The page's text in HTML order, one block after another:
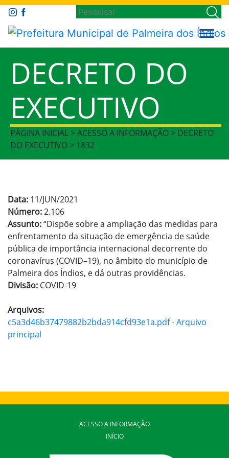
DECRETO DO
EXECUTIVO
PÁGINA INICIAL > ACESSO A INFORMAÇÃO > DECRETO
DO EXECUTIVO > 1832
Data: 11/JUN/2021
Número:2.106
Assunto:“Dispõe sobre a ampliação das medidas para
enfrentamento da situação de emergência de saúde
pública de importância internacional decorrente do
coronavírus (COVID–19), no âmbito do município de
Palmeira dos Índios, e dá outras providências.
Divisão: COVID-19
Arquivos:
c5a3d46b37479882b2bda914cfd93e1a.pdf - Arquivo
principal
ACESSO A INFORMAÇÃO
INÍCIO